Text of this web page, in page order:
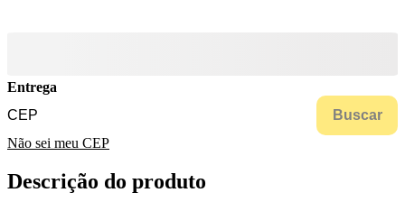
Entrega
Buscar
Não sei meu CEP
Descrição do produto